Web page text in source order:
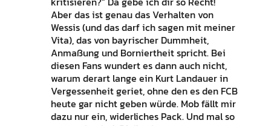
Aber das ist genau das Verhalten von
Wessis (und das darf ich sagen mit meiner
Vita), das von bayrischer Dummheit,
Anmaßung und Borniertheit spricht. Bei
diesen Fans wundert es dann auch nicht,
warum derart lange ein Kurt Landauer in
Vergessenheit geriet, ohne den es den FCB
heute gar nicht geben würde. Mob fällt mir
dazu nur ein, widerliches Pack. Und mal so